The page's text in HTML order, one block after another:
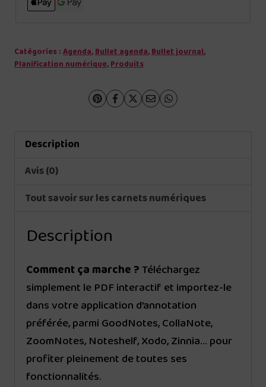
Catégories :Agenda,Bullet agenda,Bullet journal,
Planification numérique,Produits
Description
Avis (0)
Tout savoir sur les carnets numériques
Description
Comment ça marche ?Téléchargez
simplement le PDF interactif et importez-le
dans votre application d’annotation
préférée, parmi GoodNotes, CollaNote,
ZoomNotes, Noteshelf, Xodo, Zinnia… pour
profiter pleinement de toutes ses
fonctionnalités.